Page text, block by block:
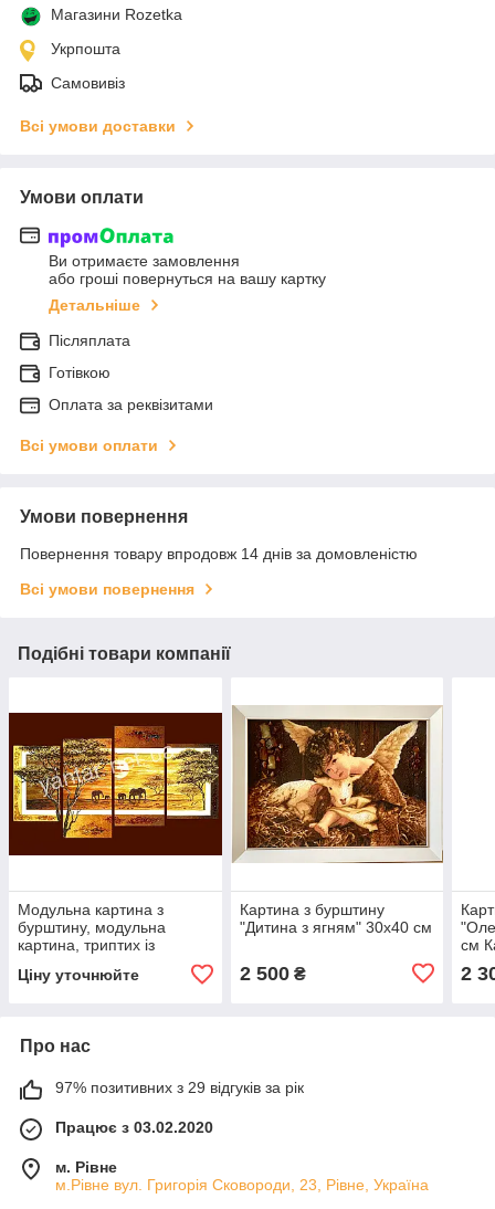
Магазини Rozetka
Укрпошта
Самовивіз
Всі умови доставки
Умови оплати
Ви отримаєте замовлення
або гроші повернуться на вашу картку
Детальніше
Післяплата
Готівкою
Оплата за реквізитами
Всі умови оплати
Умови повернення
Повернення товару впродовж 14 днів за домовленістю
Всі умови повернення
Подібні товари компанії
Модульна картина з
бурштину, модульна
картина, триптих із
Ціну уточнюйте
Картина з бурштину
"Дитина з ягням" 30x40 см
2 500₴
см
2
Про нас
97% позитивних з 29 відгуків за рік
Працює з 03.02.2020
м. Рівне
м.Рівне вул. Григорія Сковороди, 23, Рівне, Україна